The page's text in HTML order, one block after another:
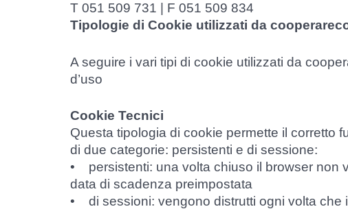
T 051 509 731 | F 051 509 834
Tipologie di Cookie utilizzati da
A seguire i vari tipi di cookie utilizzati da
d’uso
Cookie Tecnici
Questa tipologia di cookie permette il corretto
di due categorie: persistenti e di sessione:
• persistenti: una volta chiuso il browser non
data di scadenza preimpostata
• di sessioni: vengono distrutti ogni volta che